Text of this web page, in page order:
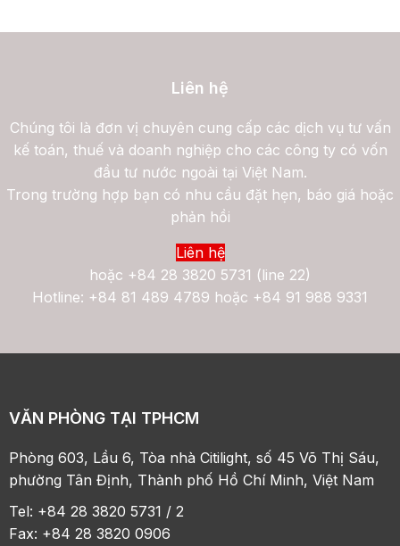
Liên hệ
Chúng tôi là đơn vị chuyên cung cấp các dịch vụ tư vấn
kế toán, thuế và doanh nghiệp cho các công ty có vốn
đầu tư nước ngoài tại Việt Nam.
Trong trường hợp bạn có nhu cầu đặt hẹn, báo giá hoặc
phản hồi
Liên hệ
hoặc +84 28 3820 5731 (line 22)
Hotline: +84 81 489 4789 hoặc +84 91 988 9331
VĂN PHÒNG TẠI TPHCM
Phòng 603, Lầu 6, Tòa nhà Citilight, số 45 Võ Thị Sáu,
phường Tân Định, Thành phố Hồ Chí Minh, Việt Nam
Tel: +84 28 3820 5731 / 2
Fax: +84 28 3820 0906